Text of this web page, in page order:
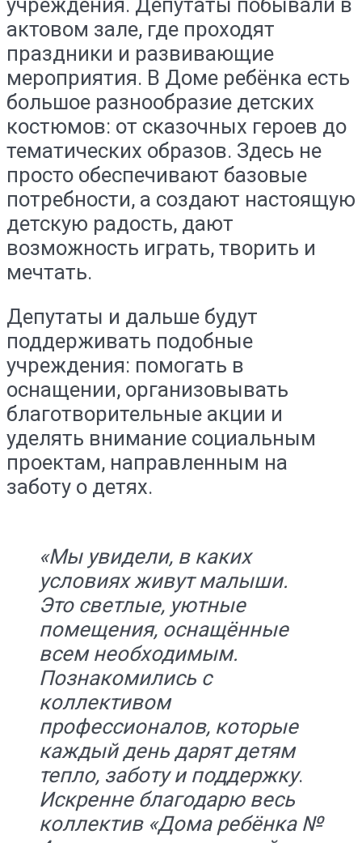
актовом зале, где проходят
праздники и развивающие
мероприятия. В Доме ребёнка есть
большое разнообразие детских
костюмов: от сказочных героев до
тематических образов. Здесь не
просто обеспечивают базовые
потребности, а создают настоящую
детскую радость, дают
возможность играть, творить и
мечтать.
Депутаты и дальше будут
поддерживать подобные
учреждения: помогать в
оснащении, организовывать
благотворительные акции и
уделять внимание социальным
проектам, направленным на
заботу о детях.
«Мы увидели, в каких
условиях живут малыши.
Это светлые, уютные
помещения, оснащённые
всем необходимым.
Познакомились с
коллективом
профессионалов, которые
каждый день дарят детям
тепло, заботу и поддержку.
Искренне благодарю весь
коллектив «Дома ребёнка №